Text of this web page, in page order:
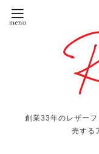
創業33年のレザー
売する